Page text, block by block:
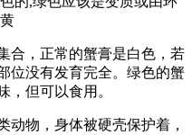
合，正常的蟹膏是白色，若
位没有发育完全。绿色的蟹
，但可以食用。
动物，身体被硬壳保护着，